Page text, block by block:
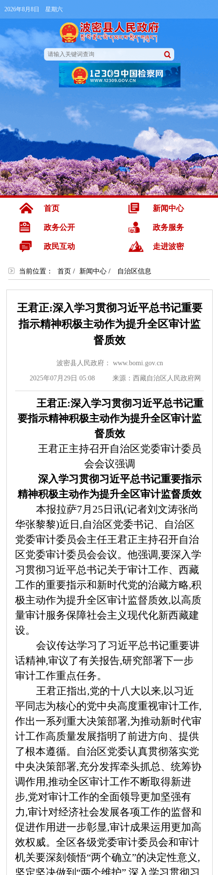
2026年8月8日 星期六
首页 新闻中心
政务公开 政务服务
政民互动 走进波密
当前位置： 首页 / 新闻中心 / 自治区信息
王君正:深入学习贯彻习近平总书记重要
指示精神积极主动作为提升全区审计监
督质效
波密县人民政府： www.bomi.gov.cn
2025年07月29日 05:08 来源：西藏自治区人民政府网
王君正:深入学习贯彻习近平总书记重
要指示精神积极主动作为提升全区审计监
督质效
王君正主持召开自治区党委审计委员
会会议强调
深入学习贯彻习近平总书记重要指示
精神积极主动作为提升全区审计监督质效
本报拉萨7月25日讯(记者刘文涛张尚
华张黎黎)近日,自治区党委书记、自治区
党委审计委员会主任王君正主持召开自治
区党委审计委员会会议。他强调,要深入学
习贯彻习近平总书记关于审计工作、西藏
工作的重要指示和新时代党的治藏方略,积
极主动作为提升全区审计监督质效,以高质
量审计服务保障社会主义现代化新西藏建
设。
会议传达学习了习近平总书记重要讲
话精神,审议了有关报告,研究部署下一步
审计工作重点任务。
王君正指出,党的十八大以来,以习近
平同志为核心的党中央高度重视审计工作,
作出一系列重大决策部署,为推动新时代审
计工作高质量发展指明了前进方向、提供
了根本遵循。自治区党委认真贯彻落实党
中央决策部署,充分发挥牵头抓总、统筹协
调作用,推动全区审计工作不断取得新进
步,党对审计工作的全面领导更加坚强有
力,审计对经济社会发展各项工作的监督和
促进作用进一步彰显,审计成果运用更加高
效权威。全区各级党委审计委员会和审计
机关要深刻领悟“两个确立”的决定性意义,
坚定坚决做到“两个维护”,深入学习贯彻习